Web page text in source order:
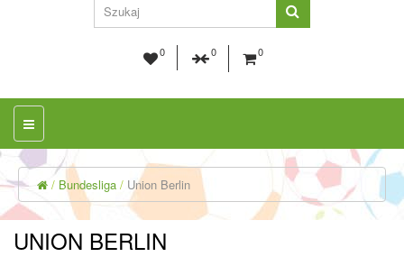
0 0 0
Bundesliga Union Berlin
UNION BERLIN